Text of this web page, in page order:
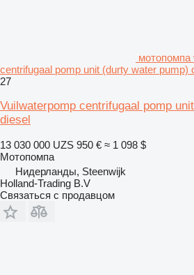
мотопомпа
centrifugaal pomp unit (durty water pump)
27
Vuilwaterpomp centrifugaal pomp
diesel
13 030 000 UZS 950 € ≈ 1 098 $
Мотопомпа
Нидерланды, Steenwijk
Holland-Trading B.V
Связаться с продавцом